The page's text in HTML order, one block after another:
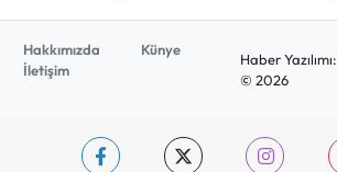
Hakkımızda
Künye
İletişim
Haber Yazılımı:
© 2026